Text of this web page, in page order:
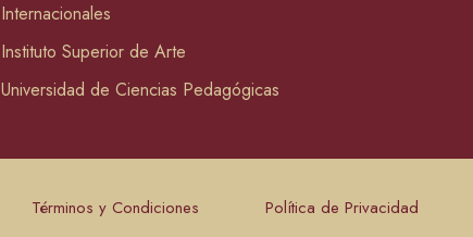
Internacionales
Instituto Superior de Arte
Universidad de Ciencias Pedagógicas
Términos y Condiciones Política de Privacidad